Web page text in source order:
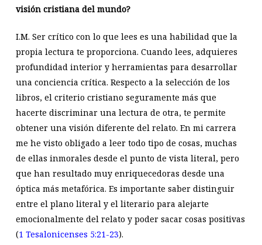
visión cristiana del mundo?
I.M. Ser crítico con lo que lees es una habilidad que la
propia lectura te proporciona. Cuando lees, adquieres
profundidad interior y herramientas para desarrollar
una conciencia crítica. Respecto a la selección de los
libros, el criterio cristiano seguramente más que
hacerte discriminar una lectura de otra, te permite
obtener una visión diferente del relato. En mi carrera
me he visto obligado a leer todo tipo de cosas, muchas
de ellas inmorales desde el punto de vista literal, pero
que han resultado muy enriquecedoras desde una
óptica más metafórica. Es importante saber distinguir
entre el plano literal y el literario para alejarte
emocionalmente del relato y poder sacar cosas positivas
(1 Tesalonicenses 5:21-23).